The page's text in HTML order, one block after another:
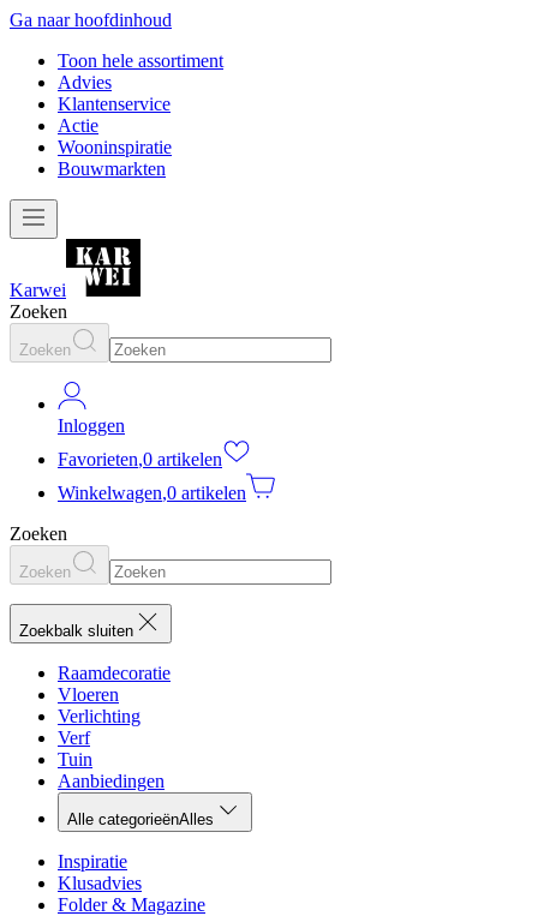
Ga naar hoofdinhoud
Toon hele assortiment
Advies
Klantenservice
Actie
Wooninspiratie
Bouwmarkten
Karwei
Zoeken
Zoeken
Inloggen
Favorieten,0 artikelen
Winkelwagen,0 artikelen
Zoeken
Zoeken
Zoekbalk sluiten
Raamdecoratie
Vloeren
Verlichting
Verf
Tuin
Aanbiedingen
Alle categorieënAlles
Inspiratie
Klusadvies
Folder & Magazine